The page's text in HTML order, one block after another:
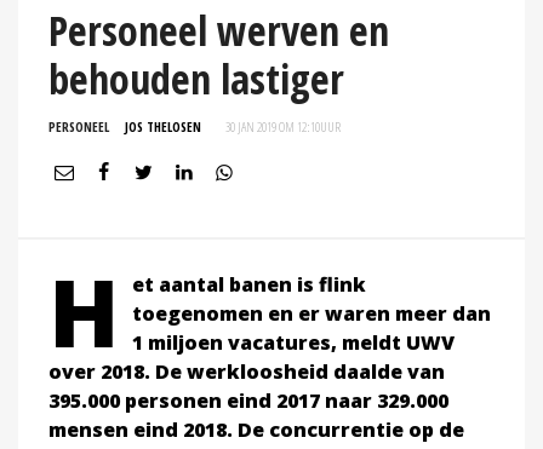
Personeel werven en
behouden lastiger
PERSONEEL JOS THELOSEN 30 JAN 2019 OM 12:10UUR
H
et aantal banen is flink
toegenomen en er waren meer dan
1 miljoen vacatures, meldt UWV
over 2018. De werkloosheid daalde van
395.000 personen eind 2017 naar 329.000
mensen eind 2018. De concurrentie op de